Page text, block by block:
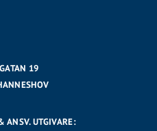
19
ANSV. UTGIVARE: